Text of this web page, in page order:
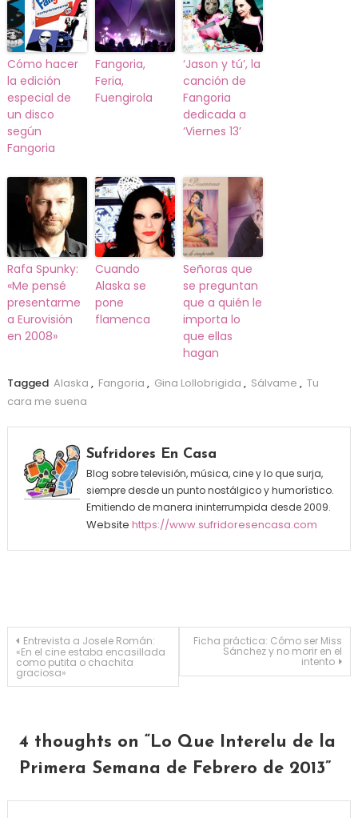
Cómo hacer
la edición
especial de
un disco
según
Fangoria
Fangoria,
Feria,
Fuengirola
‘Jason y tú’, la
canción de
Fangoria
dedicada a
‘Viernes 13’
Rafa Spunky:
«Me pensé
presentarme
a Eurovisión
en 2008»
Cuando
Alaska se
pone
flamenca
Señoras que
se preguntan
que a quién le
importa lo
que ellas
hagan
Tagged Alaska , Fangoria , Gina Lollobrigida , Sálvame , Tu
cara me suena
Sufridores En Casa
Blog sobre televisión, música, cine y lo que surja,
siempre desde un punto nostálgico y humorístico.
Emitiendo de manera ininterrumpida desde 2009.
Website https://www.sufridoresencasa.com
Navegación de entradas
Entrevista a Josele Román:
«En el cine estaba encasillada
como putita o chachita
graciosa»
Ficha práctica: Cómo ser Miss
Sánchez y no morir en el
intento
4 thoughts on “Lo Que Interelu de la
Primera Semana de Febrero de 2013”